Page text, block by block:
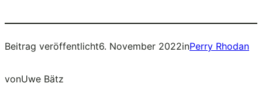
Beitrag veröffentlicht6. November 2022inPerry Rhodan
vonUwe Bätz